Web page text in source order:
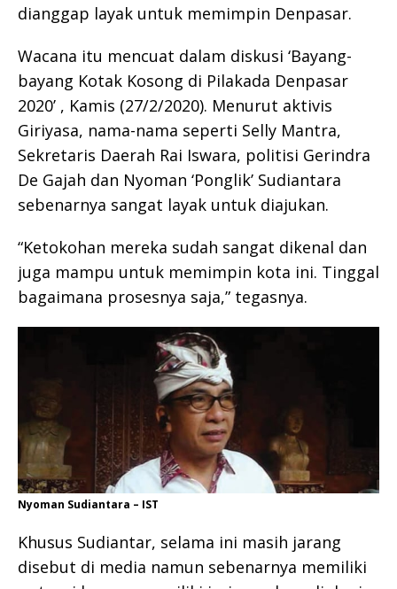
dianggap layak untuk memimpin Denpasar.
Wacana itu mencuat dalam diskusi ‘Bayang-
bayang Kotak Kosong di Pilakada Denpasar
2020’ , Kamis (27/2/2020). Menurut aktivis
Giriyasa, nama-nama seperti Selly Mantra,
Sekretaris Daerah Rai Iswara, politisi Gerindra
De Gajah dan Nyoman ‘Ponglik’ Sudiantara
sebenarnya sangat layak untuk diajukan.
“Ketokohan mereka sudah sangat dikenal dan
juga mampu untuk memimpin kota ini. Tinggal
bagaimana prosesnya saja,” tegasnya.
Nyoman Sudiantara – IST
Khusus Sudiantar, selama ini masih jarang
disebut di media namun sebenarnya memiliki